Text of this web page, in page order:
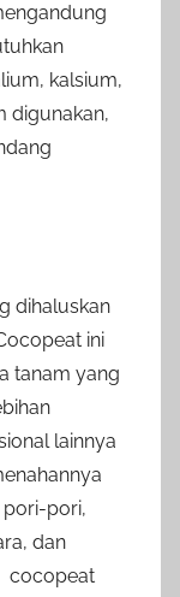
kalsium,
digunakan,
dihaluskan
ini
tanam yang
lainnya
pori-pori,
dan
cocopeat